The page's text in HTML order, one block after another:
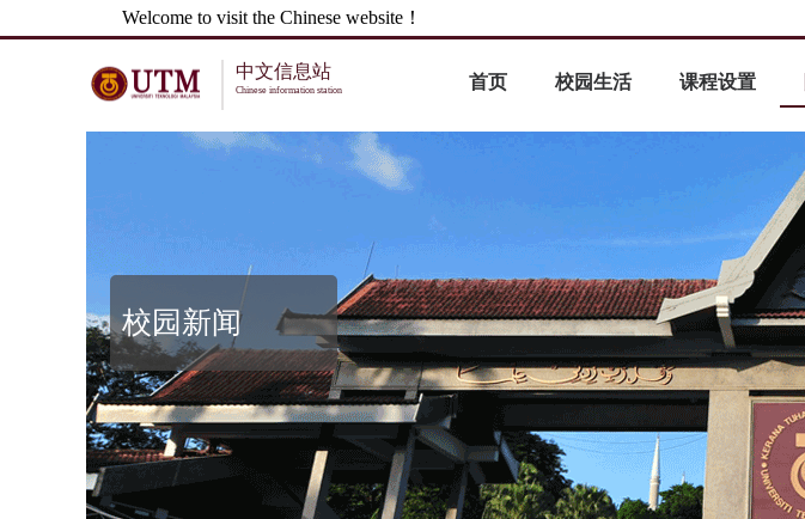
Welcome to visit the Chinese website！
中文信息站
Chinese information station 首页 校园生活 课程设置
校园新闻